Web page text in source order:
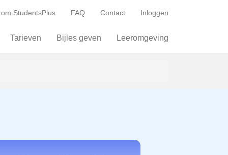
StudentsPlus FAQ Contact Inloggen
Tarieven Bijles geven Leeromgeving